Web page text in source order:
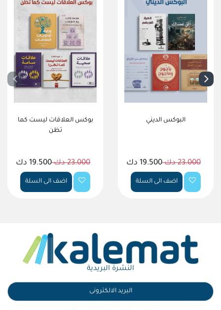
بوكس العلاقات ليست كما
تظن
23.000 دك 19.500 دك
اضف الى السلة
البوكس الديني
23.000 دك 19.500 دك
اضف الى السلة
النشرة البريدية